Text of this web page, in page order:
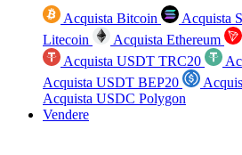
Acquista Bitcoin Acquista
Litecoin
Acquista Ethereum
Acquista USDT TRC20
Acquista USDT BEP20
Acquista USDC Polygon
Vendere